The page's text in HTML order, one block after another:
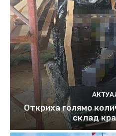
Откриха голямо
склад